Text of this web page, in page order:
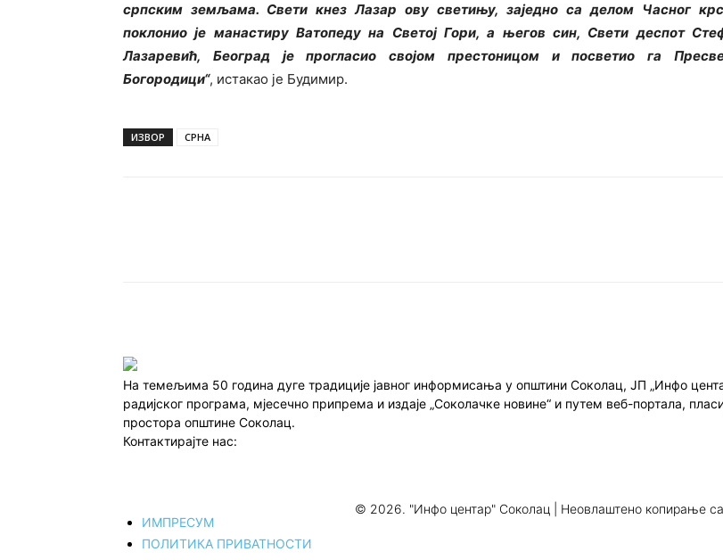
српским земљама. Свети кнез Лазар ову светињу, заједно са делом Часног
поклонио је манастиру Ватопеду на Светој Гори, а његов син, Свети деспот
Лазаревић, Београд је прогласио својом престоницом и посветио га
Богородици“, истакао је Будимир.
ИЗВОР СРНА
На темељима 50 година дуге традиције јавног информисања у општини Соколац, ЈП „Инфо
радијског програма, мјесечно припрема и издаје „Соколачке новине“ и путем веб-портала,
простора општине Соколац.
Контактирајте нас:
ИМПРЕСУМ
ПОЛИТИКА ПРИВАТНОСТИ
© 2026. "Инфо центар" Соколац | Неовлаштено копирање